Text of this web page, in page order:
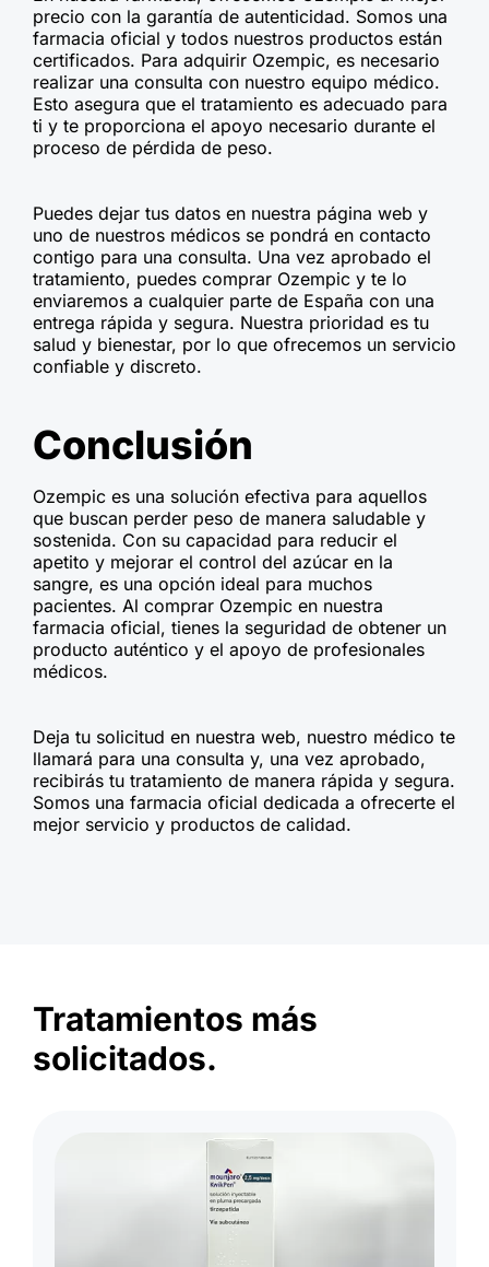
precio con la garantía de autenticidad. Somos una
farmacia oficial y todos nuestros productos están
certificados. Para adquirir Ozempic, es necesario
realizar una consulta con nuestro equipo médico.
Esto asegura que el tratamiento es adecuado para
ti y te proporciona el apoyo necesario durante el
proceso de pérdida de peso.
Puedes dejar tus datos en nuestra página web y
uno de nuestros médicos se pondrá en contacto
contigo para una consulta. Una vez aprobado el
tratamiento, puedes comprar Ozempic y te lo
enviaremos a cualquier parte de España con una
entrega rápida y segura. Nuestra prioridad es tu
salud y bienestar, por lo que ofrecemos un servicio
confiable y discreto.
Conclusión
Ozempic es una solución efectiva para aquellos
que buscan perder peso de manera saludable y
sostenida. Con su capacidad para reducir el
apetito y mejorar el control del azúcar en la
sangre, es una opción ideal para muchos
pacientes. Al comprar Ozempic en nuestra
farmacia oficial, tienes la seguridad de obtener un
producto auténtico y el apoyo de profesionales
médicos.
Deja tu solicitud en nuestra web, nuestro médico te
llamará para una consulta y, una vez aprobado,
recibirás tu tratamiento de manera rápida y segura.
Somos una farmacia oficial dedicada a ofrecerte el
mejor servicio y productos de calidad.
Tratamientos más
solicitados.